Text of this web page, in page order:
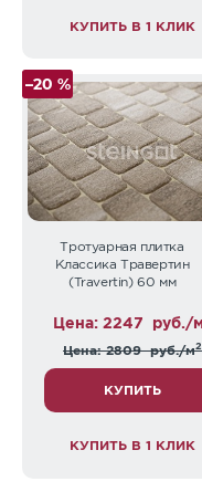
КУПИТЬ В 1 КЛИК
–20 %
Тротуарная плитка
Классика Травертин
(Travertin) 60 мм
Цена: 2247 руб./
Цена: 2809руб./м2
КУПИТЬ
КУПИТЬ В 1 КЛИК